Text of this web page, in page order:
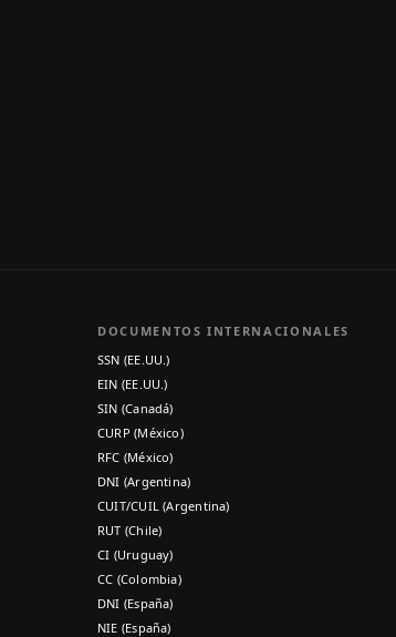
DOCUMENTOS INTERNACIONALES
SSN (EE.UU.)
EIN (EE.UU.)
SIN (Canadá)
CURP (México)
RFC (México)
DNI (Argentina)
CUIT/CUIL (Argentina)
RUT (Chile)
CI (Uruguay)
CC (Colombia)
DNI (España)
NIE (España)